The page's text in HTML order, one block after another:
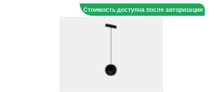
Стоимость доступна после авторизации